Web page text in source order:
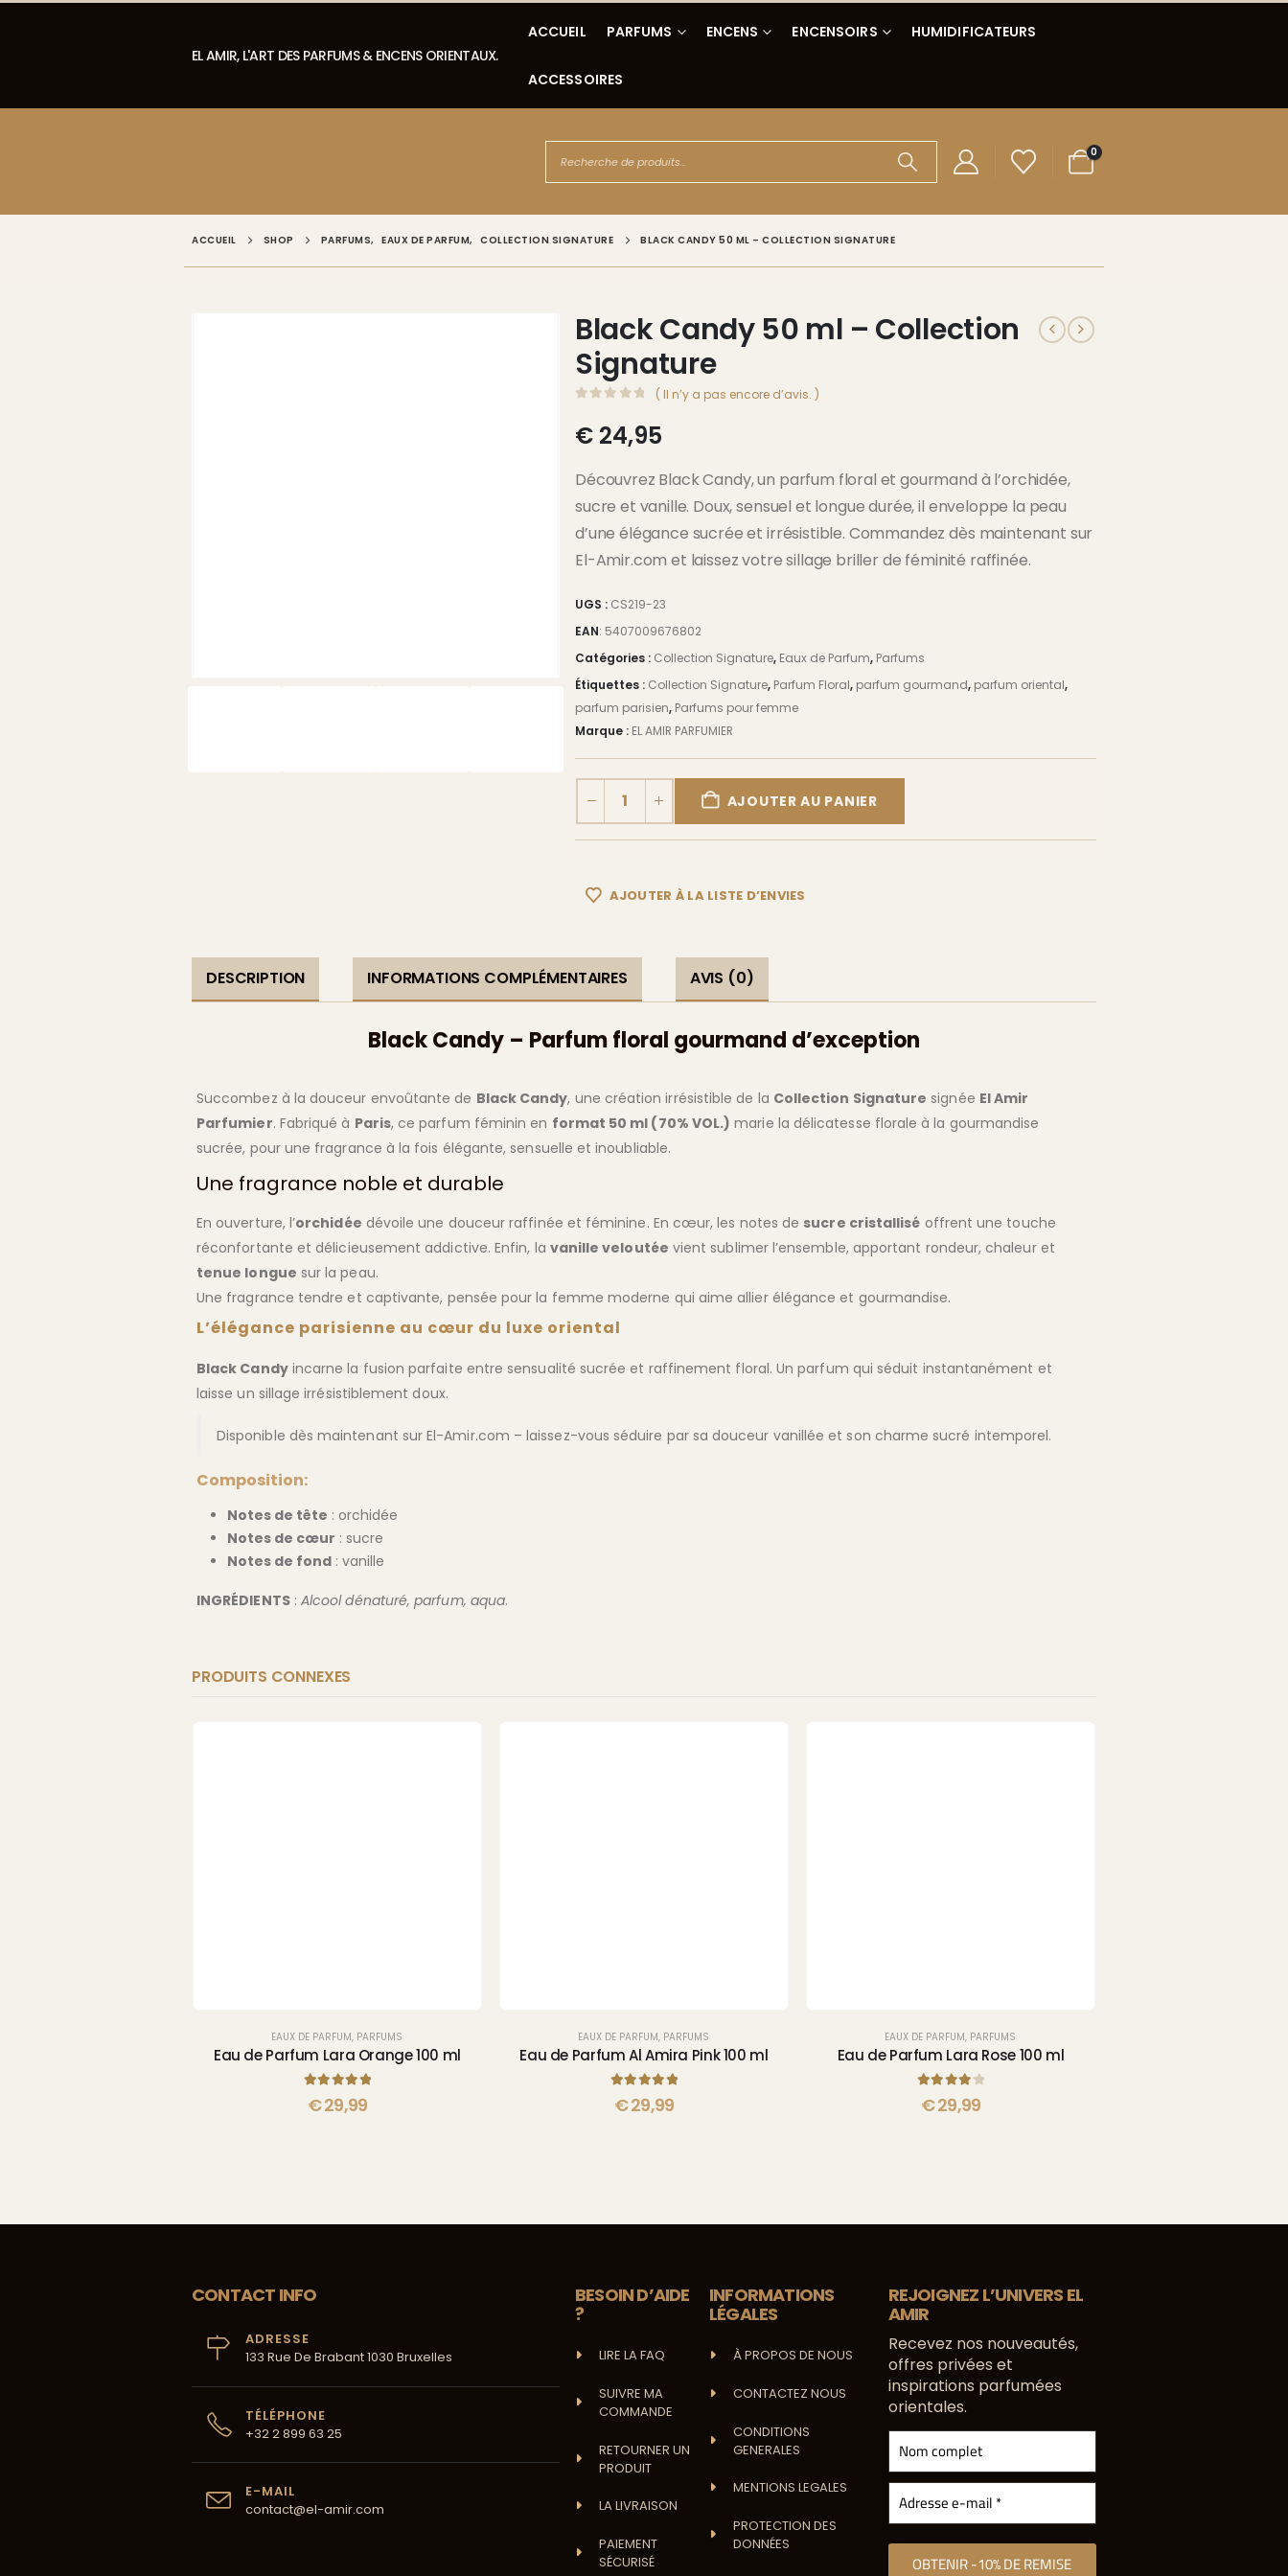
EL AMIR, L'ART DES PARFUMS & ENCENS ORIENTAUX.
ACCUEIL PARFUMS ENCENS ENCENSOIRS HUMIDIFICATEURS
ACCESSOIRES
0
ACCUEIL SHOP PARFUMS, EAUX DE PARFUM, COLLECTION SIGNATURE BLACK CANDY 50 ML – COLLECTION SIGNATURE
Black Candy 50 ml – Collection
Signature
( Il n’y a pas encore d’avis. )
€ 24,95
Découvrez Black Candy, un parfum floral et gourmand à l’orchidée,
sucre et vanille. Doux, sensuel et longue durée, il enveloppe la peau
d’une élégance sucrée et irrésistible. Commandez dès maintenant sur
El-Amir.com et laissez votre sillage briller de féminité raffinée.
UGS : CS219-23
EAN: 5407009676802
Catégories : Collection Signature, Eaux de Parfum, Parfums
Étiquettes : Collection Signature, Parfum Floral, parfum gourmand, parfum oriental,
parfum parisien, Parfums pour femme
Marque : EL AMIR PARFUMIER
AJOUTER AU PANIER
AJOUTER À LA LISTE D’ENVIES
DESCRIPTION INFORMATIONS COMPLÉMENTAIRES AVIS (0)
Black Candy – Parfum floral gourmand d’exception
Succombez à la douceur envoûtante de Black Candy, une création irrésistible de la Collection Signature signée El Amir
Parfumier. Fabriqué à Paris, ce parfum féminin en format 50 ml (70% VOL.) marie la délicatesse florale à la gourmandise
sucrée, pour une fragrance à la fois élégante, sensuelle et inoubliable.
Une fragrance noble et durable
En ouverture, l’orchidée dévoile une douceur raffinée et féminine. En cœur, les notes de sucre cristallisé offrent une touche
réconfortante et délicieusement addictive. Enfin, la vanille veloutée vient sublimer l’ensemble, apportant rondeur, chaleur et
tenue longue sur la peau.
Une fragrance tendre et captivante, pensée pour la femme moderne qui aime allier élégance et gourmandise.
L’élégance parisienne au cœur du luxe oriental
Black Candyincarne la fusion parfaite entre sensualité sucrée et raffinement floral. Un parfum qui séduit instantanément et
laisse un sillage irrésistiblement doux.
Disponible dès maintenant sur El-Amir.com – laissez-vous séduire par sa douceur vanillée et son charme sucré intemporel.
Composition:
Notes de tête : orchidée
Notes de cœur : sucre
Notes de fond : vanille
INGRÉDIENTS: Alcool dénaturé, parfum, aqua.
PRODUITS CONNEXES
EAUX DE PARFUM, PARFUMS
Eau de Parfum Lara Orange 100 ml
€29,99
EAUX DE PARFUM, PARFUMS
Eau de Parfum Al Amira Pink 100 ml
€29,99
EAUX DE PARFUM, PARFUMS
Eau de Parfum Lara Rose 100 ml
€29,99
CONTACT INFO
ADRESSE
133 Rue De Brabant 1030 Bruxelles
TÉLÉPHONE
+32 2 899 63 25
E-MAIL
contact@el-amir.com
BESOIN D’AIDE
?
LIRE LA FAQ
SUIVRE MA
COMMANDE
RETOURNER UN
PRODUIT
LA LIVRAISON
PAIEMENT
SÉCURISÉ
INFORMATIONS
LÉGALES
À PROPOS DE NOUS
CONTACTEZ NOUS
CONDITIONS
GENERALES
MENTIONS LEGALES
PROTECTION DES
DONNÉES
REJOIGNEZ L’UNIVERS EL
AMIR
Recevez nos nouveautés,
offres privées et
inspirations parfumées
orientales.